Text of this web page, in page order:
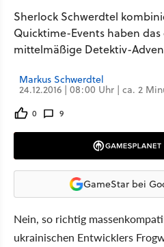
Sherlock Schwerdtel
Quicktime-Events haben
mittelmäßige Detektiv-
Markus Schwerdtel
24.12.2016 | 08:00 Uhr | ca. 2
0 9
GameStar bei
Nein, so richtig
ukrainischen Entwicklers